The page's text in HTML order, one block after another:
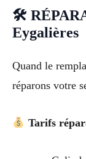
🛠
Eygalières
Quand le
réparons votre
Tarifs